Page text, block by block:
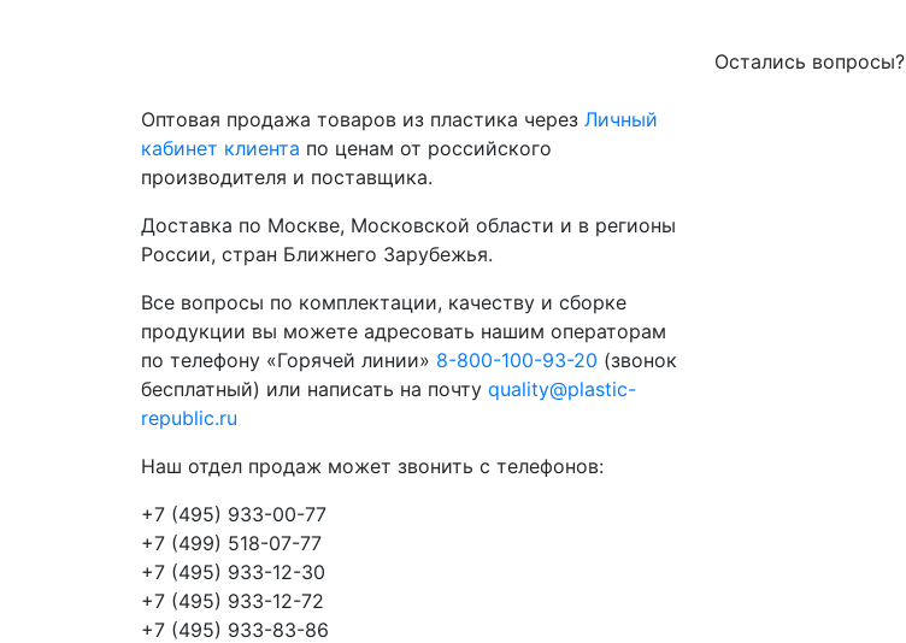
Остались вопросы?
Оптовая продажа товаров из пластика через Личный
кабинет клиента по ценам от российского
производителя и поставщика.
Доставка по Москве, Московской области и в регионы
России, стран Ближнего Зарубежья.
Все вопросы по комплектации, качеству и сборке
продукции вы можете адресовать нашим операторам
по телефону «Горячей линии» 8-800-100-93-20 (звонок
бесплатный) или написать на почту quality@plastic-
republic.ru
Наш отдел продаж может звонить с телефонов:
+7 (495) 933-00-77
+7 (499) 518-07-77
+7 (495) 933-12-30
+7 (495) 933-12-72
+7 (495) 933-83-86